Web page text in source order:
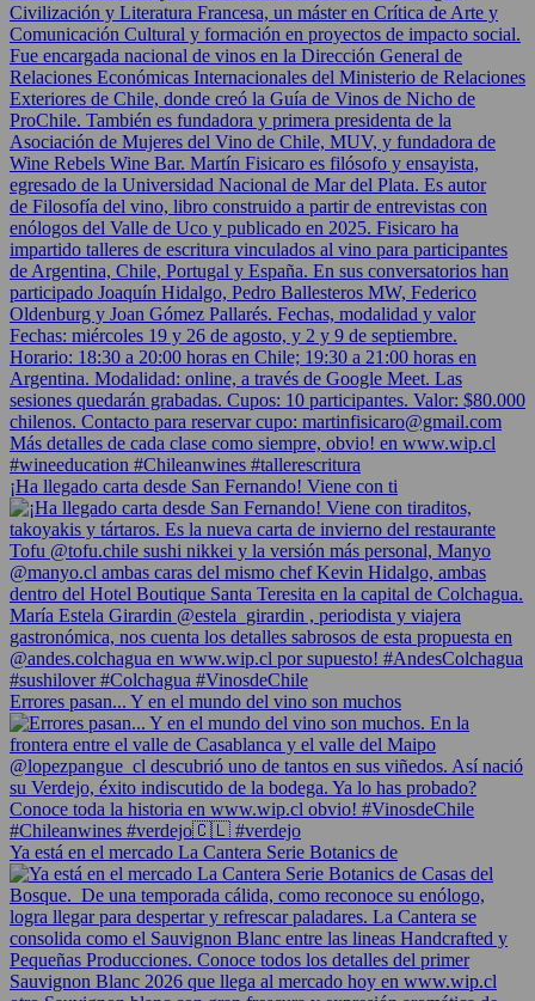
¡Ha llegado carta desde San Fernando! Viene con ti
Errores pasan... Y en el mundo del vino son muchos
Ya está en el mercado La Cantera Serie Botanics de